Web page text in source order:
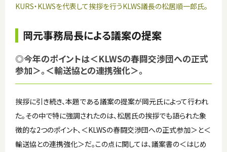
KURS・KLWSを代表して挨拶を行うKLWS議長の松居順一郎氏。
岡元事務局長による議案の提案
◎今年のポイントは＜KLWSの春闘交渉団への正式
参加＞。＜輸送協との連携強化＞。
挨拶に引き続き、本題である議案の提案が岡元氏によって行われ
た。その中で特に強調されたのは、松居氏の挨拶でも語られた象
徴的な2つのポイント、＜KLWSの春闘交渉団への正式参加＞と＜
輸送協との連携強化＞だ。この点に関しては、議案書の＜はじめ